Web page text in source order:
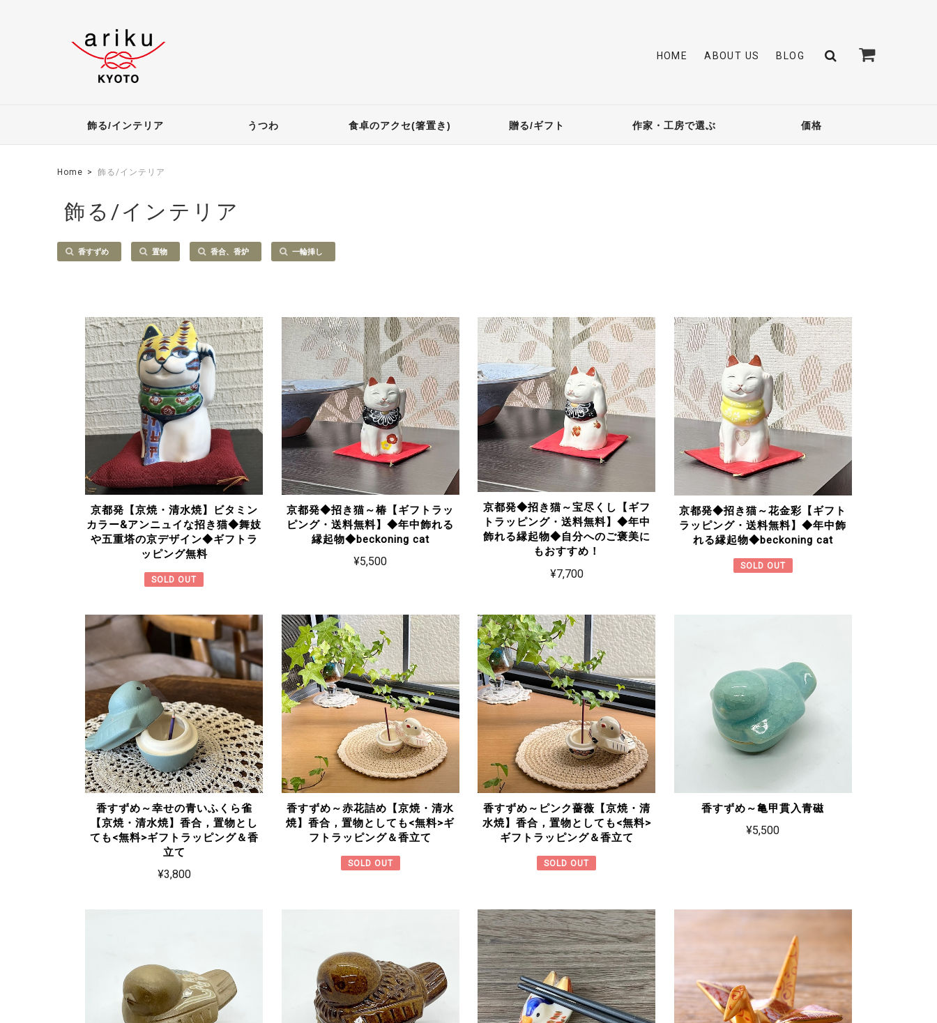
HOME ABOUT US BLOG
飾る/インテリア うつわ 食卓のアクセ(箸置き) 贈る/ギフト 作家・工房で選ぶ 価格
Home 飾る/インテリア
飾る/インテリア
香すずめ 置物 香合、香炉 一輪挿し
京都発【京焼・清水焼】ビタミン
カラー&アンニュイな招き猫◆舞妓
や五重塔の京デザイン◆ギフトラ
ッピング無料
SOLD OUT
京都発◆招き猫～椿【ギフトラッ
ピング・送料無料】◆年中飾れる
縁起物◆beckoning cat
¥5,500
京都発◆招き猫～宝尽くし【ギフ
トラッピング・送料無料】◆年中
飾れる縁起物◆自分へのご褒美に
もおすすめ！
¥7,700
京都発◆招き猫～花金彩【ギフト
ラッピング・送料無料】◆年中飾
れる縁起物◆beckoning cat
SOLD OUT
香すずめ～幸せの青いふくら雀
【京焼・清水焼】香合，置物とし
ても<無料>ギフトラッピング＆香
立て
¥3,800
香すずめ～赤花詰め【京焼・清水
焼】香合，置物としても<無料>ギ
フトラッピング＆香立て
SOLD OUT
香すずめ～ピンク薔薇【京焼・清
水焼】香合，置物としても<無料>
ギフトラッピング＆香立て
SOLD OUT
香すずめ～亀甲貫入青磁
¥5,500